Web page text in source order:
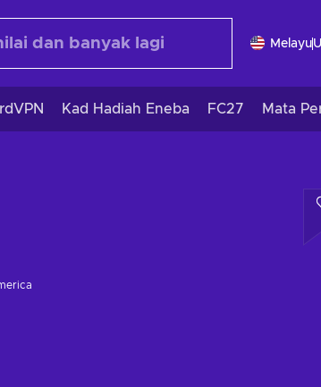
Melayu
Kad Hadiah Eneba FC27 Mata